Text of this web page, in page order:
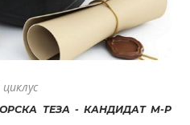
ТЕЗА - КАНДИДАТ М-Р